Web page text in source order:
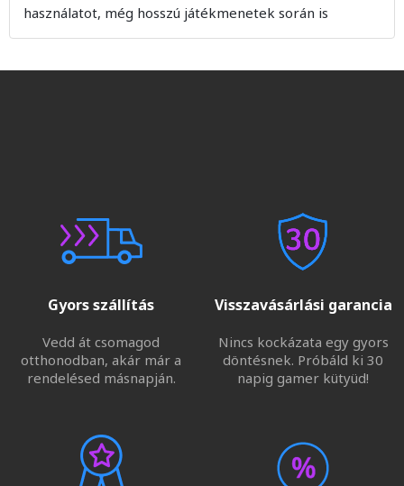
használatot, még hosszú játékmenetek során is
Gyors szállítás
Vedd át csomagod
otthonodban, akár már a
rendelésed másnapján.
Visszavásárlási garancia
Nincs kockázata egy gyors
döntésnek. Próbáld ki 30
napig gamer kütyüd!